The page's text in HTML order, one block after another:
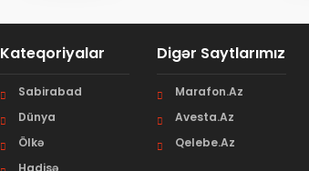
Kateqoriyalar
Sabirabad
Dünya
Ölkə
Hadisə
Digər Saytlarımız
Marafon.Az
Avesta.Az
Qelebe.Az